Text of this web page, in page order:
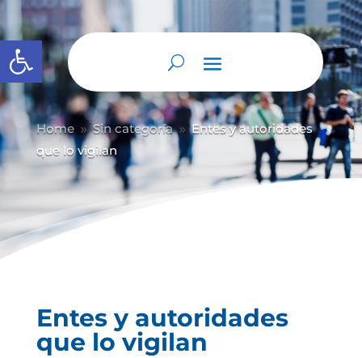
Abrir barra de herramientas
Home 9 Sin categoría 9 Entes y autoridades
que lo vigilan
Entes y autoridades
que lo vigilan